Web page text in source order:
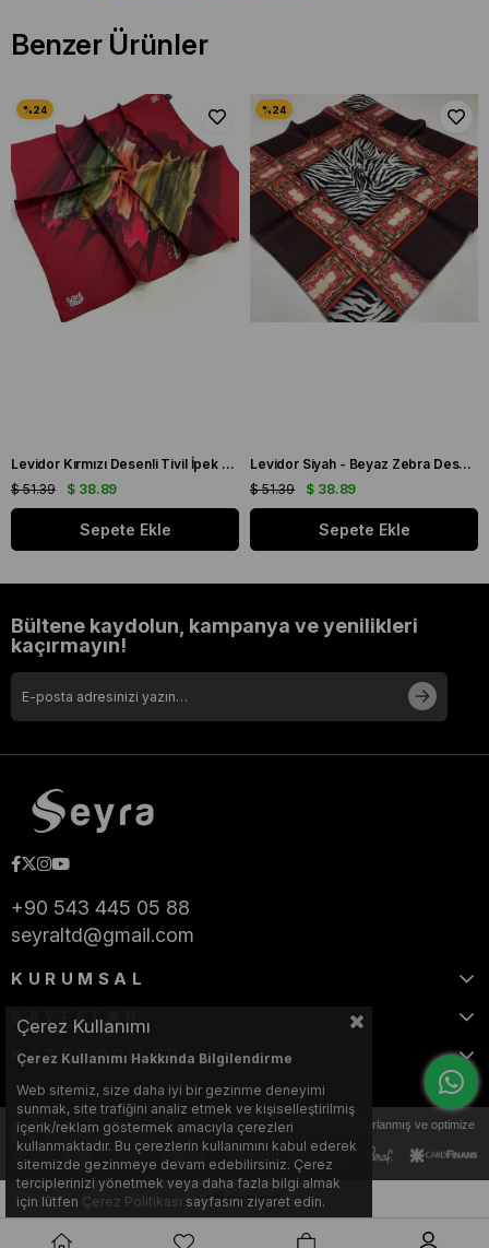
Benzer Ürünler
Levidor Kırmızı Desenli Tivil İpek Eşarp 19086
$ 38.89
$ 51.39
Sepete Ekle
Levidor Siyah - Beyaz Zebra Desen Tivil İpek Eşarp 20808
$ 38.89
$ 51.39
Sepete Ekle
Bültene kaydolun, kampanya ve yenilikleri
kaçırmayın!
+90 543 445 05 88
seyraltd@gmail.com
KURUMSAL
SAYFALAR
KATEGORİLER
Bu web sitesi, Nihat KILIÇARSLAN tarafından tasarlanmış ve optimize
edilmiştir.
Çerez Kullanımı
Çerez Kullanımı Hakkında Bilgilendirme
Web sitemiz, size daha iyi bir gezinme deneyimi
sunmak, site trafiğini analiz etmek ve kişiselleştirilmiş
içerik/reklam göstermek amacıyla çerezleri
kullanmaktadır. Bu çerezlerin kullanımını kabul ederek
sitemizde gezinmeye devam edebilirsiniz. Çerez
terciplerinizi yönetmek veya daha fazla bilgi almak
için lütfen Çerez Politikası sayfasını ziyaret edin.